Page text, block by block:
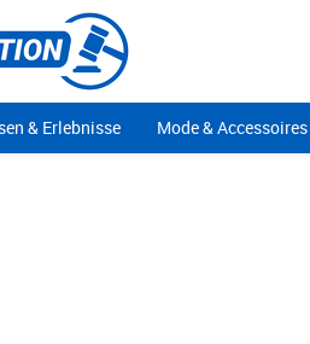
& Erlebnisse Mode & Accessoires